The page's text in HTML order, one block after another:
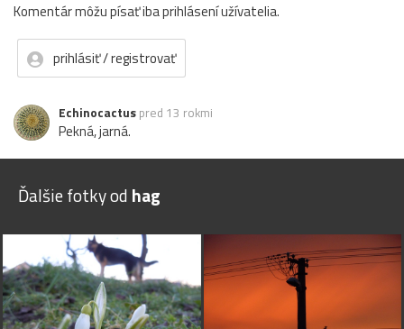
Komentár môžu písať iba prihlásení užívatelia.
prihlásiť / registrovať
Echinocactus pred 13 rokmi
Pekná, jarná.
Ďalšie fotky od hag